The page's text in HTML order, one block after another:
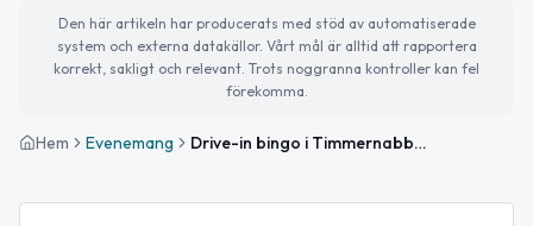
Den här artikeln har producerats med stöd av automatiserade
system och externa datakällor. Vårt mål är alltid att rapportera
korrekt, sakligt och relevant. Trots noggranna kontroller kan fel
förekomma.
Hem Evenemang Drive-in bingo i Timmernabben